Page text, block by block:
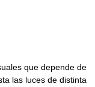
que depende de
las luces de distinta